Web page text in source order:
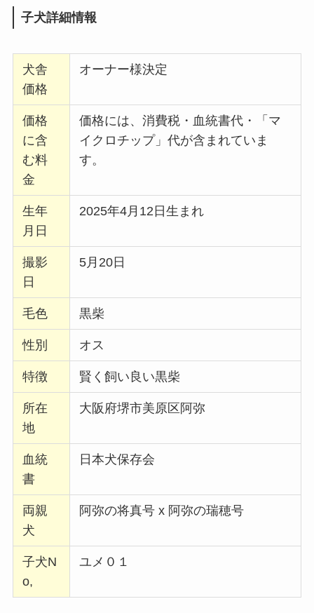
子犬詳細情報
犬舎
価格
オーナー様決定
価格
に含
む料
金
価格には、消費税・血統書代・「マ
イクロチップ」代が含まれていま
す。
生年
月日
2025年4月12日生まれ
撮影
日
5月20日
毛色 黒柴
性別 オス
特徴 賢く飼い良い黒柴
所在
地
大阪府堺市美原区阿弥
血統
書
日本犬保存会
両親
犬
阿弥の将真号 x 阿弥の瑞穂号
子犬N
o,
ユメ０１